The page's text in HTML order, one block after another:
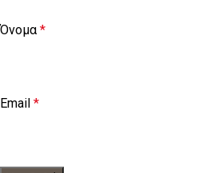
Όνομα*
Email *